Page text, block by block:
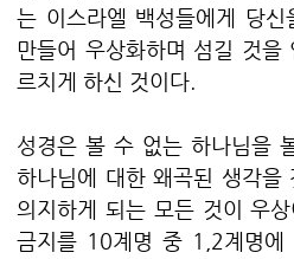
는 이스라엘 백성들에게 당
만들어 우상화하며 섬길 것을
르치게 하신 것이다.
성경은 볼 수 없는 하나님을
하나님에 대한 왜곡된 생각을
의지하게 되는 모든 것이 우
금지를 10계명 중 1,2계명에